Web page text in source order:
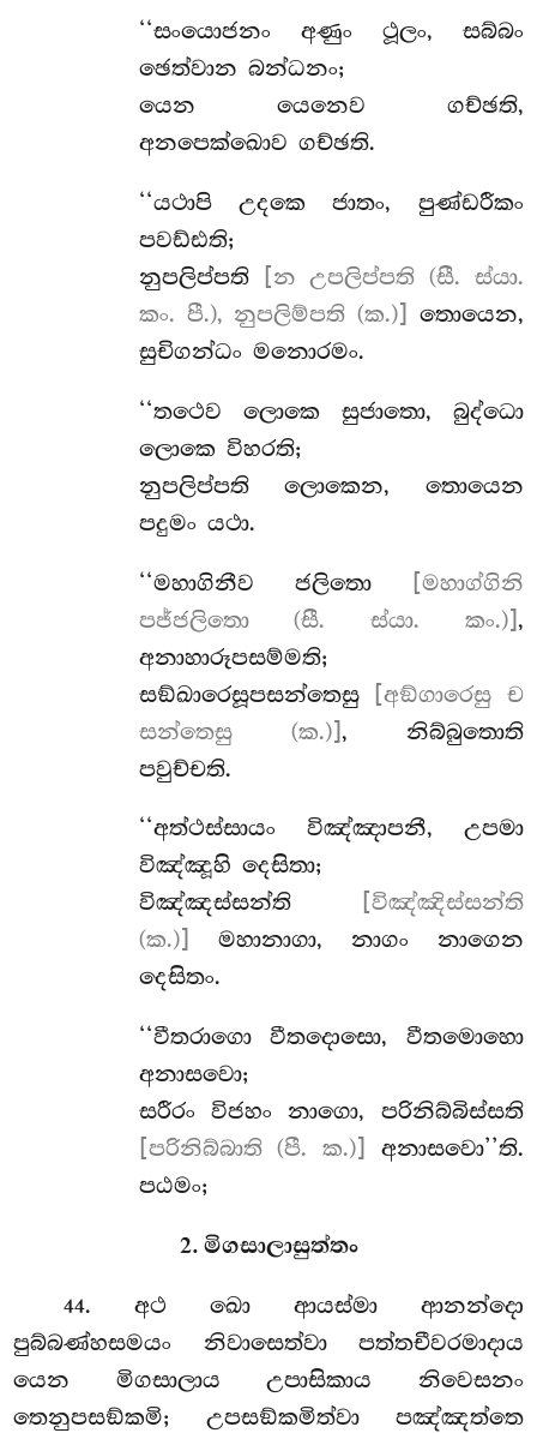
‘‘සංයොජනං අණුං ථූලං, සබ්බං
ඡෙත්වාන බන්ධනං;
යෙන යෙනෙව ගච්ඡති,
අනපෙක්ඛොව ගච්ඡති.
‘‘යථාපි උදකෙ ජාතං, පුණ්ඩරීකං
පවඩ්ඪති;
නුපලිප්පති
[න උපලිප්පති (සී. ස්යා.
කං. පී.), නුපලිම්පති (ක.)]
තොයෙන,
සුචිගන්ධං මනොරමං.
‘‘තථෙව ලොකෙ සුජාතො, බුද්ධො
ලොකෙ විහරති;
නුපලිප්පති ලොකෙන, තොයෙන
පදුමං යථා.
‘‘මහාගිනීව ජලිතො
[මහාග්ගිනි
පජ්ජලිතො (සී. ස්යා. කං.)],
අනාහාරූපසම්මති;
සඞ්ඛාරෙසූපසන්තෙසු
[අඞ්ගාරෙසු ච
සන්තෙසු (ක.)], නිබ්බුතොති
පවුච්චති.
‘‘අත්ථස්සායං විඤ්ඤාපනී, උපමා
විඤ්ඤූහි දෙසිතා;
විඤ්ඤස්සන්ති
[විඤ්ඤිස්සන්ති
(ක.)]
මහානාගා, නාගං නාගෙන
දෙසිතං.
‘‘වීතරාගොවීතදොසො, වීතමොහො
අනාසවො;
සරීරං විජහං නාගො, පරිනිබ්බිස්සති
[පරිනිබ්බාති (පී. ක.)]
අනාසවො’’ති.
පඨමං;
2. මිගසාලාසුත්තං
44. අථ ඛො ආයස්මා ආනන්දො
පුබ්බණ්හසමයං නිවාසෙත්වා පත්තචීවරමාදාය
යෙන මිගසාලාය උපාසිකාය නිවෙසනං
තෙනුපසඞ්කමි; උපසඞ්කමිත්වා පඤ්ඤත්තෙ